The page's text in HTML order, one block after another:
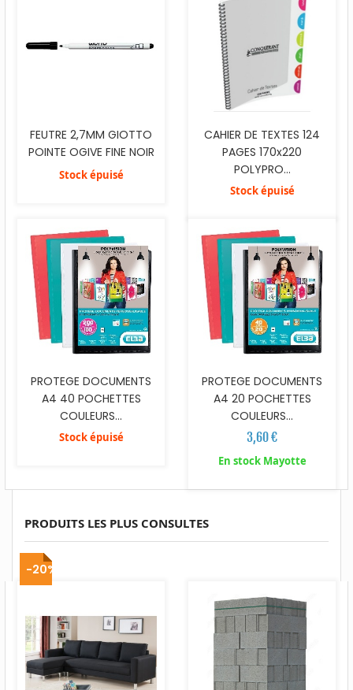
FEUTRE 2,7MM GIOTTO
POINTE OGIVE FINE NOIR
Stock épuisé
CAHIER DE TEXTES 124
PAGES 170x220
POLYPRO...
Stock épuisé
PROTEGE DOCUMENTS
A4 40 POCHETTES
COULEURS...
Stock épuisé
PROTEGE DOCUMENTS
A4 20 POCHETTES
COULEURS...
3,60 €
En stock Mayotte
PRODUITS LES PLUS CONSULTES
-20%